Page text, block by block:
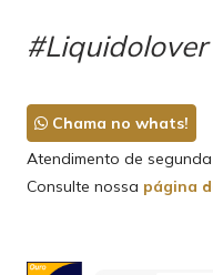
#Liquidolover
Chama no whats!
Atendimento de
Consulte nossa página